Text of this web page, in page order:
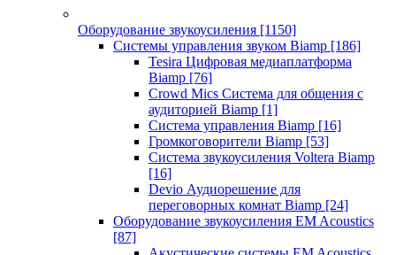
Оборудование звукоусиления [1150]
Системы управления звуком Biamp [186]
Tesira Цифровая медиаплатформа
Biamp [76]
Crowd Mics Система для общения с
аудиторией Biamp [1]
Система управления Biamp [16]
Громкоговорители Biamp [53]
Система звукоусиления Voltera Biamp
[16]
Devio Аудиорешение для
переговорных комнат Biamp [24]
Оборудование звукоусиления EM Acoustics
[87]